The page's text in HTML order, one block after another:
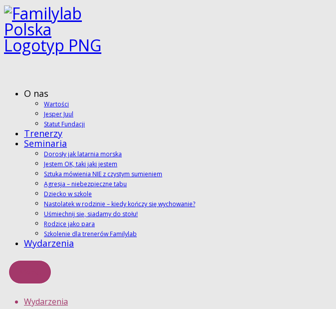
O nas
Wartości
Jesper Juul
Statut Fundacji
Trenerzy
Seminaria
Dorosły jak latarnia morska
Jestem OK, taki jaki jestem
Sztuka mówienia NIE z czystym sumieniem
Agresja – niebezpieczne tabu
Dziecko w szkole
Nastolatek w rodzinie – kiedy kończy się wychowanie?
Uśmiechnij się, siadamy do stołu!
Rodzice jako para
Szkolenie dla trenerów Familylab
Wydarzenia
Wydarzenia